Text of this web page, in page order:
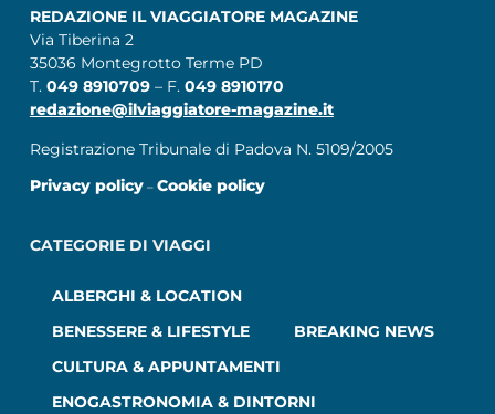
REDAZIONE IL VIAGGIATORE MAGAZINE
Via Tiberina 2
35036 Montegrotto Terme PD
T. 049 8910709 – F. 049 8910170
redazione@ilviaggiatore-magazine.it
Registrazione Tribunale di Padova N. 5109/2005
Privacy policy– Cookie policy
CATEGORIE DI VIAGGI
ALBERGHI & LOCATION
BENESSERE & LIFESTYLE
BREAKING NEWS
CULTURA & APPUNTAMENTI
ENOGASTRONOMIA & DINTORNI